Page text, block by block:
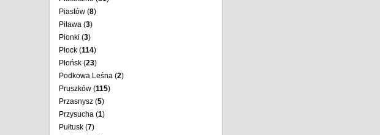
Piastów (8)
Pilawa (3)
Pionki (3)
Płock (114)
Płońsk (23)
Podkowa Leśna (2)
Pruszków (115)
Przasnysz (5)
Przysucha (1)
Pułtusk (7)